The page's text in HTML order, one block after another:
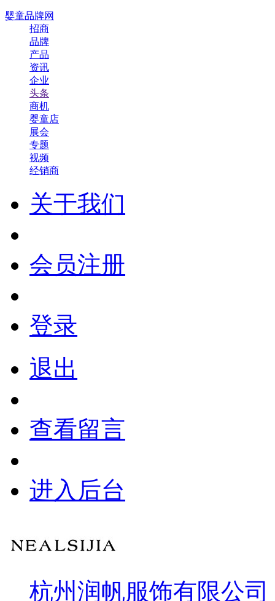
婴童品牌网
招商
品牌
产品
资讯
企业
头条
商机
婴童店
展会
专题
视频
经销商
关于我们
会员注册
登录
退出
查看留言
进入后台
杭州润帆服饰有限公司